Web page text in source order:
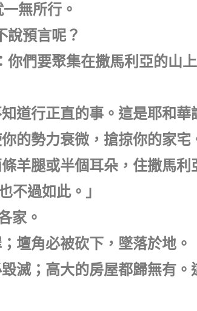
無所行。
說預言呢？
們要聚集在撒馬利亞的山
道行正直的事。這是耶和華
的勢力衰微，搶掠你的家宅
羊腿或半個耳朵，住撒馬利
不過如此。」
家。
壇角必被砍下，墜落於地。
滅；高大的房屋都歸無有。